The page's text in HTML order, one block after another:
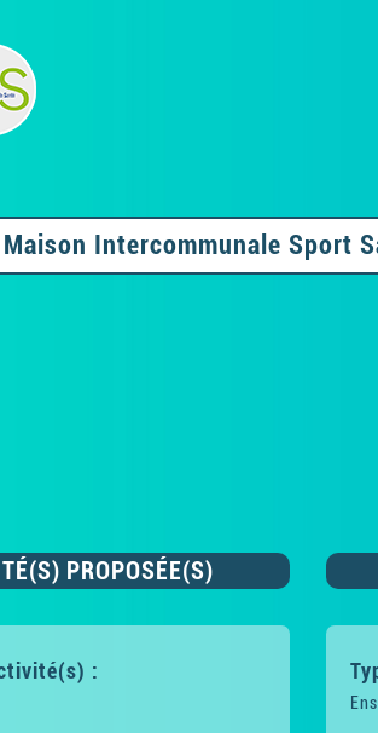
Maison Intercommunale Sport
PROPOSÉE(S)
: